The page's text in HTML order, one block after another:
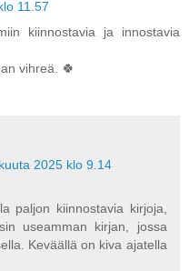
11.57
kiinnostavia ja innostavia
vihreä. 🍀
2025 klo 9.14
paljon kiinnostavia kirjoja,
useamman kirjan, jossa
Keväällä on kiva ajatella